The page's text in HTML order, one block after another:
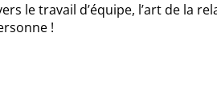
le travail d’équipe, l’art de la
!